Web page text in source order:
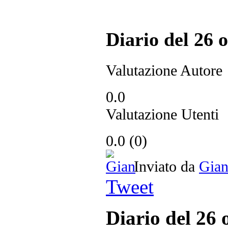
Diario del 26
Valutazione Autore
0.0
Valutazione Utenti
0.0 (0)
Inviato da Gian
Tweet
Diario del 26